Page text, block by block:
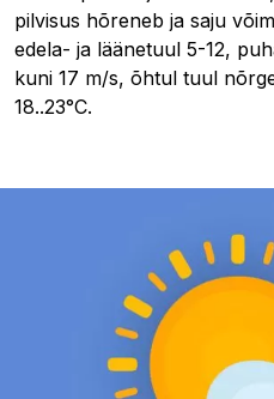
pilvisus hõreneb ja saju
edela- ja läänetuul 5-12,
kuni 17 m/s, õhtul tuul
18..23°C.